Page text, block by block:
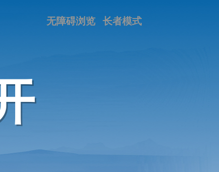
长者模式
无障碍浏览